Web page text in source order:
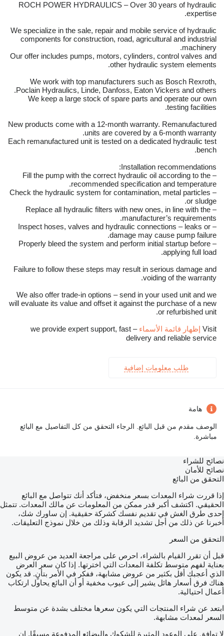
ROCH POWER HYDRAULICS – Over 30 years of hydraulic
expertise.
We specialize in the sale, repair and mobile service of hydraulic
components for construction, road, agricultural and industrial
machinery.
Our offer includes pumps, motors, cylinders, control valves and
other hydraulic system elements.
We work with top manufacturers such as Bosch Rexroth,
Poclain Hydraulics, Linde, Danfoss, Eaton Vickers and others.
We keep a large stock of spare parts and operate our own
testing facilities.
New products come with a 12-month warranty. Remanufactured
units are covered by a 6-month warranty.
Each remanufactured unit is tested on a dedicated hydraulic test
bench.
Installation recommendations:
– Fill the pump with the correct hydraulic oil according to the
recommended specification and temperature.
– Check the hydraulic system for contamination, metal particles
or sludge.
– Replace all hydraulic filters with new ones, in line with the
manufacturer’s requirements.
– Inspect hoses, valves and hydraulic connections – leaks or
damage may cause pump failure.
– Properly bleed the system and perform initial startup before
applying full load.
Failure to follow these steps may result in serious damage and
voiding of the warranty.
We also offer trade-in options – send in your used unit and we
will evaluate its value and offset it against the purchase of a new
or refurbished unit.
Visit إظهار قائمة الأسماء
– we provide expert support, fast
delivery and reliable service
طلب معلومات إضافية
هامة
الوصف مقدم من قبل البائع. الرجاء التحقق من كل التفاصيل مع البائع
مباشرة.
نصائح للشراء
نصائح للأمان
التحقق من البائع
إذا قررت شراء المعدات بسعر منخفض، فتأكد أنك تتواصل مع البائع
الحقيقي. اكتشف أكبر قدر ممكن من المعلومات عن مالك المعدات. تتمثل
إحدى طرق الغش في تقديم نفسك كشركة حقيقية. إن ساورك شك،
أخبرنا عن ذلك من أجل تشديد الرقابة وذلك من خلال نموذج التعليقات.
التحقق من السعر
قبل أن تقرر القيام بالشراء، احرص على مراجعة العديد من عروض البيع
بعناية لفهم متوسط تكلفة المعدات التي اخترتها. إذا كان سعر العرض
الذي أعجبك أقل بكثير من عروض مشابهة، ففكر في الأمر بتأنٍ. قد يكون
هناك فرق أسعار هائل يشير إلى عيوب مخفية أو أن البائع يحاول ارتكاب
أعمال احتيالية.
ابتعد عن شراء المنتجات التي يكون سعرها مختلف بشدة عن متوسط
السعر لمعدات مشابهة.
لا توافق على الوعود المثيرة للشكوك والبضائع المدفوعة مسبقًا. إن